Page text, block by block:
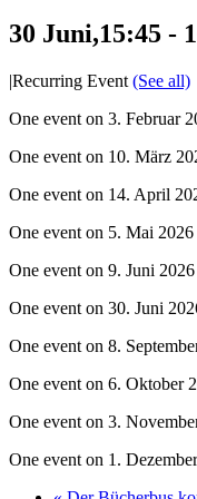
30 Juni,15:45 -
|Recurring Event (See all)
One event on 3. Februar
One event on 10. März
One event on 14. April
One event on 5. Mai 2026
One event on 9. Juni
One event on 30. Juni
One event on 8.
One event on 6. Oktober
One event on 3.
One event on 1.